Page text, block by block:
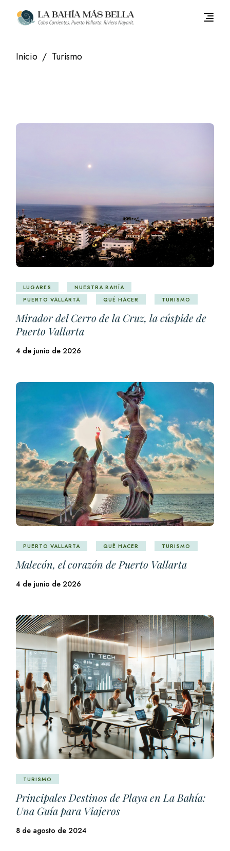
contenido
Inicio Turismo
LUGARES
NUESTRA BAHÍA
PUERTO VALLARTA
QUÉ HACER TURISMO
Mirador del Cerro de la Cruz, la cúspide de
Puerto Vallarta
4 de junio de 2026
PUERTO VALLARTA QUÉ HACER TURISMO
Malecón, el corazón de Puerto Vallarta
4 de junio de 2026
TURISMO
Principales Destinos de Playa en La Bahía:
Una Guía para Viajeros
8 de agosto de 2024